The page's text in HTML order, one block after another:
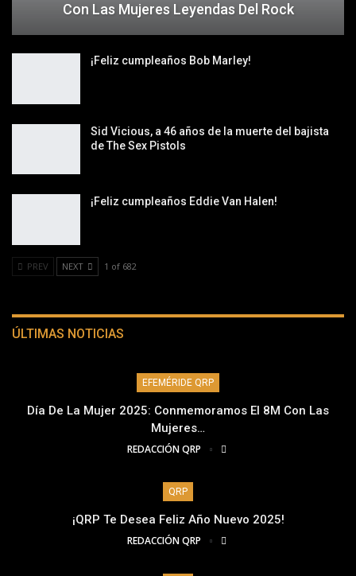
Con Las Mujeres Leyendas Del Rock
¡Feliz cumpleaños Bob Marley!
Sid Vicious, a 46 años de la muerte del bajista
de The Sex Pistols
¡Feliz cumpleaños Eddie Van Halen!
PREV NEXT 1 of 682
ÚLTIMAS NOTICIAS
EFEMÉRIDE QRP
Día De La Mujer 2025: Conmemoramos El 8M Con Las
Mujeres…
REDACCIÓN QRP
QRP
¡QRP Te Desea Feliz Año Nuevo 2025!
REDACCIÓN QRP